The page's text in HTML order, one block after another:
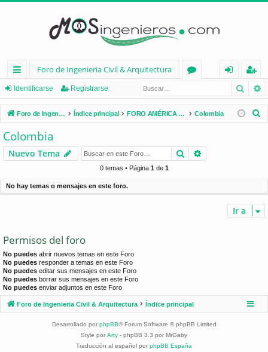
nl
ac
es
rá
pi
d
Foro de Ingenieria Civil & Arquitectura
os
nt
ifi
e
eg
ist
ra
Identificarse Registrarse
Foro de Ingenieria Civil & Arquitectura Índice principal FORO AMÉRICA LATINA Colombia
r
Colombia
Nuevo Tema Buscar
0 temas • Página 1de 1
No hay temas o mensajes en este foro.
Ir a
Permisos del foro
No puedes abrir nuevos temas en este Foro
No puedes responder a temas en este Foro
No puedes editar sus mensajes en este Foro
No puedes borrar sus mensajes en este Foro
No puedes enviar adjuntos en este Foro
Foro de Ingenieria Civil & Arquitectura Índice principal
Desarrollado por phpBB® Forum Software © phpBB Limited
Style por Arty - phpBB 3.3 por MrGaby
Traducción al español por phpBB España